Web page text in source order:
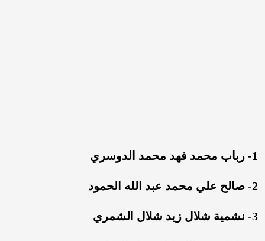
1- رباب محمد فهد محمد الدوسري
2- صالح علي محمد عبد الله الحمود
3- نشمية شلال زيد شلال الشمري